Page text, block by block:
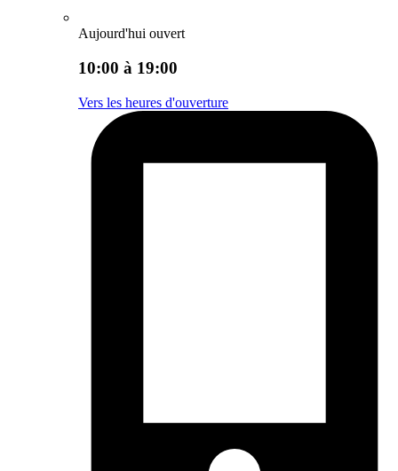
Aujourd'hui ouvert
10:00 à 19:00
Vers les heures d'ouverture